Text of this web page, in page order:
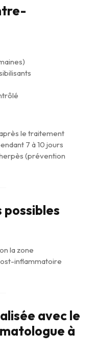
le traitement
7 à 10 jours
(prévention
la zone
inflammatoire
avec le
à